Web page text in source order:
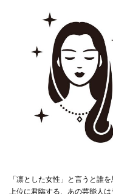
「凛とした女性」と言うと誰
上位に君臨する、あの芸能人